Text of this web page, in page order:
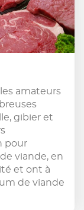
amateurs
gibier et
pour
viande, en
et ont à
de viande